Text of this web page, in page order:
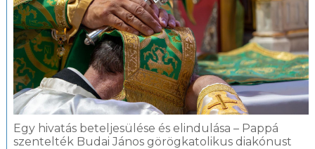
Egy hivatás beteljesülése és elindulása – Pappá
szentelték Budai János görögkatolikus diakónust